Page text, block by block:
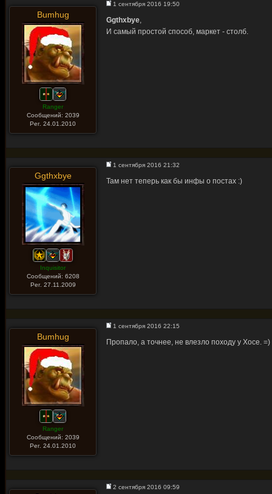
Bumhug
Ranger
Сообщений: 2039
Рег. 24.01.2010
1 сентября 2016 19:50
Ggthxbye,
И самый простой способ, маркет - столб.
Ggthxbye
Inquisitor
Сообщений: 6208
Рег. 27.11.2009
1 сентября 2016 21:32
Там нет теперь как бы инфы о постах :)
Bumhug
Ranger
Сообщений: 2039
Рег. 24.01.2010
1 сентября 2016 22:15
Пропало, а точнее, не влезло походу у Хосе. =)
2 сентября 2016 09:59